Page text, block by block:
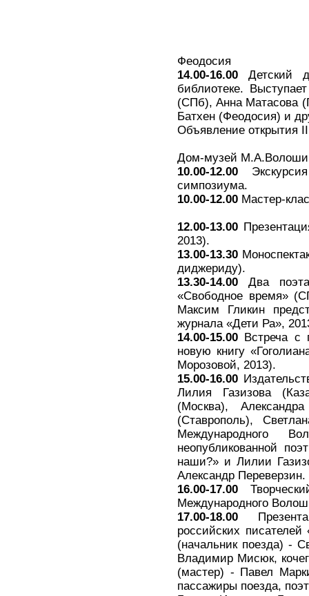
Феодосия
14.00-16.00 Детский
библиотеке.
(СПб), Анна Матасова
Батхен (Феодосия) и
Объявление открытия II
Дом-музей
10.00-12.00
симпозиума.
10.00-12.00 Мастер-
12.00-13.00
2013).
13.00-13.30
диджериду).
13.30-14.00 Два
«Свободное время»
Максим Гликин
журнала «Дети Ра»,
14.00-15.00 Встреча с
новую книгу
Морозовой, 2013).
15.00-16.00
Лилия Газизова
(Москва),
(Ставрополь),
Международного
неопубликованной
наши?» и Лилии
Александр Переверзин.
16.00-17.00
Международного
17.00-18.00
российских
(начальник поезда) -
Владимир Мисюк,
(мастер) - Павел
пассажиры поезда,